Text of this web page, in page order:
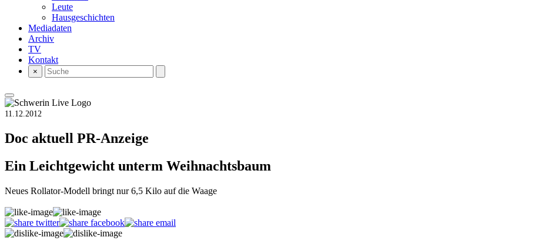
Leute
Hausgeschichten
Mediadaten
Archiv
TV
Kontakt
×
11.12.2012
Doc aktuell PR-Anzeige
Ein Leichtgewicht unterm Weihnachtsbaum
Neues Rollator-Modell bringt nur 6,5 Kilo auf die Waage